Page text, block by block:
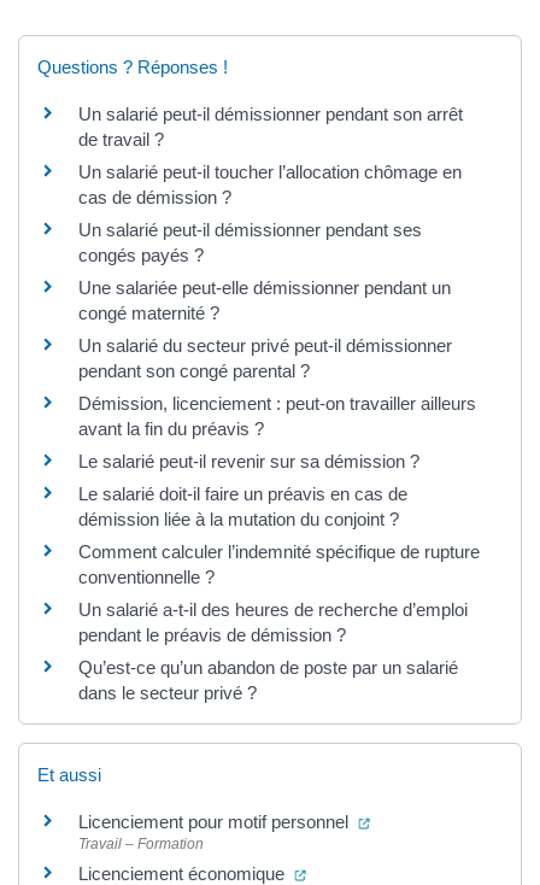
Questions ? Réponses !
Un salarié peut-il démissionner pendant son arrêt
de travail ?
Un salarié peut-il toucher l’allocation chômage en
cas de démission ?
Un salarié peut-il démissionner pendant ses
congés payés ?
Une salariée peut-elle démissionner pendant un
congé maternité ?
Un salarié du secteur privé peut-il démissionner
pendant son congé parental ?
Démission, licenciement : peut-on travailler ailleurs
avant la fin du préavis ?
Le salarié peut-il revenir sur sa démission ?
Le salarié doit-il faire un préavis en cas de
démission liée à la mutation du conjoint ?
Comment calculer l’indemnité spécifique de rupture
conventionnelle ?
Un salarié a-t-il des heures de recherche d’emploi
pendant le préavis de démission ?
Qu’est-ce qu’un abandon de poste par un salarié
dans le secteur privé ?
Et aussi
Licenciement pour motif personnel (ouverture dans un
Travail – Formation
Licenciement économique (ouverture dans un nouvel